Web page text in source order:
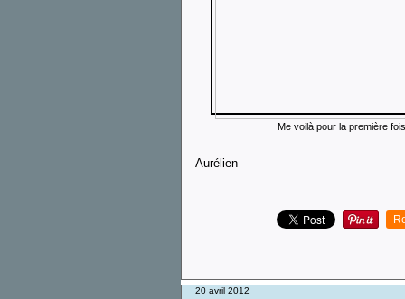
Me voilà pour la première
Aurélien
20 avril 2012